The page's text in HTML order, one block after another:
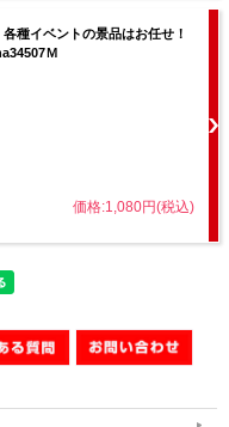
種イベントの景品はお任せ！
Ｍ
価格:1,080円(税込)